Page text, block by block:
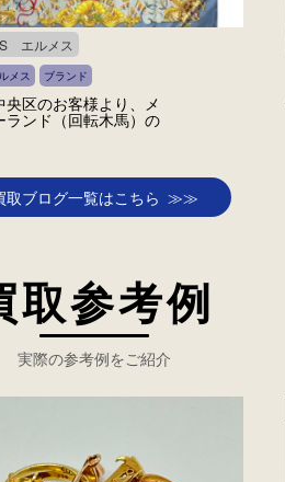
エルメス
メス ブランド
央区のお客様より、メ
ランド（回転木馬）の
取ブログ一覧はこちら ≫≫
取参考例
実際の参考例をご紹介